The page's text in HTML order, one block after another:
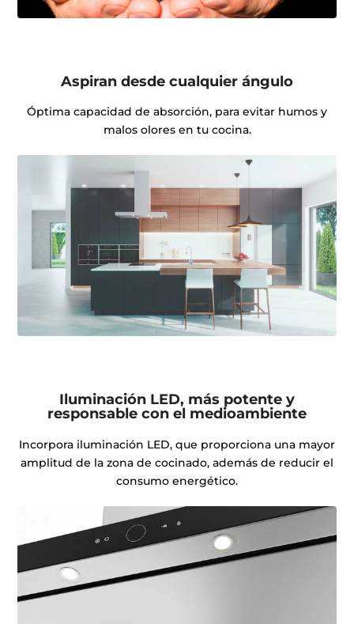
Aspiran desde cualquier ángulo
Óptima capacidad de absorción, para evitar humos y
malos olores en tu cocina.
Iluminación LED, más potente y
responsable con el medioambiente
Incorpora iluminación LED, que proporciona una mayor
amplitud de la zona de cocinado, además de reducir el
consumo energético.